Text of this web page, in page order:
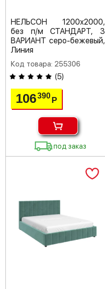
НЕЛЬСОН 1200х2000,
без п/м СТАНДАРТ, 3
ВАРИАНТ серо-бежевый,
Линия
Код товара: 255306
(5)
106390 Р
под заказ